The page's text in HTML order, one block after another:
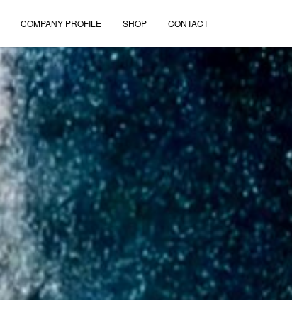
COMPANY PROFILE SHOP CONTACT